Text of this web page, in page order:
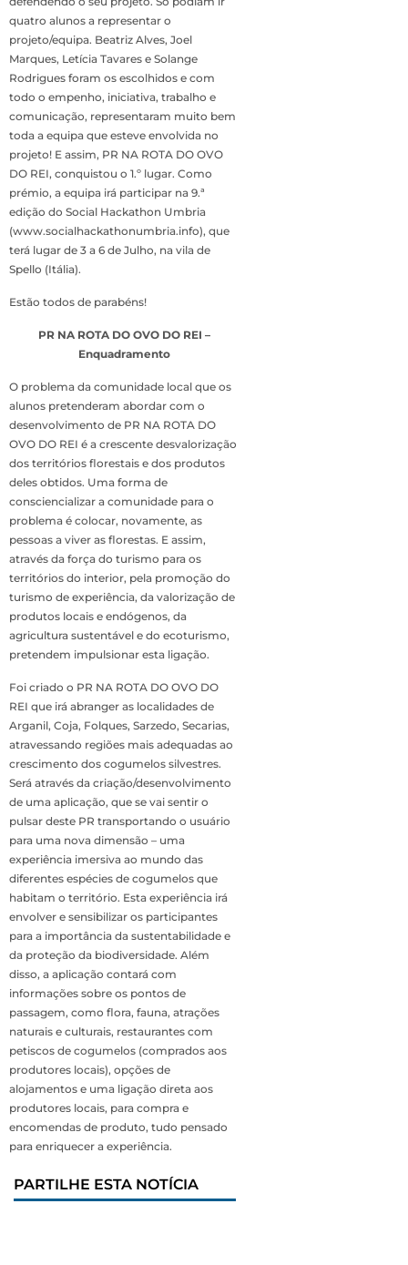
quatro alunos a representar o
projeto/equipa. Beatriz Alves, Joel
Marques, Letícia Tavares e Solange
Rodrigues foram os escolhidos e com
todo o empenho, iniciativa, trabalho e
comunicação, representaram muito bem
toda a equipa que esteve envolvida no
projeto! E assim, PR NA ROTA DO OVO
DO REI, conquistou o 1.º lugar. Como
prémio, a equipa irá participar na 9.ª
edição do Social Hackathon Umbria
(www.socialhackathonumbria.info), que
terá lugar de 3 a 6 de Julho, na vila de
Spello (Itália).
Estão todos de parabéns!
PR NA ROTA DO OVO DO REI –
Enquadramento
O problema da comunidade local que os
alunos pretenderam abordar com o
desenvolvimento de PR NA ROTA DO
OVO DO REI é a crescente desvalorização
dos territórios florestais e dos produtos
deles obtidos. Uma forma de
consciencializar a comunidade para o
problema é colocar, novamente, as
pessoas a viver as florestas. E assim,
através da força do turismo para os
territórios do interior, pela promoção do
turismo de experiência, da valorização de
produtos locais e endógenos, da
agricultura sustentável e do ecoturismo,
pretendem impulsionar esta ligação.
Foi criado o PR NA ROTA DO OVO DO
REI que irá abranger as localidades de
Arganil, Coja, Folques, Sarzedo, Secarias,
atravessando regiões mais adequadas ao
crescimento dos cogumelos silvestres.
Será através da criação/desenvolvimento
de uma aplicação, que se vai sentir o
pulsar deste PR transportando o usuário
para uma nova dimensão – uma
experiência imersiva ao mundo das
diferentes espécies de cogumelos que
habitam o território. Esta experiência irá
envolver e sensibilizar os participantes
para a importância da sustentabilidade e
da proteção da biodiversidade. Além
disso, a aplicação contará com
informações sobre os pontos de
passagem, como flora, fauna, atrações
naturais e culturais, restaurantes com
petiscos de cogumelos (comprados aos
produtores locais), opções de
alojamentos e uma ligação direta aos
produtores locais, para compra e
encomendas de produto, tudo pensado
para enriquecer a experiência.
PARTILHE ESTA NOTÍCIA